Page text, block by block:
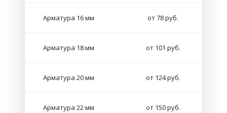
Арматура 16 мм от 78 руб.
Арматура 18 мм от 101 руб.
Арматура 20 мм от 124 руб.
Арматура 22 мм от 150 руб.